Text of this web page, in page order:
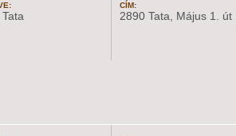
CÍM:
2890 Tata, Május 1. út